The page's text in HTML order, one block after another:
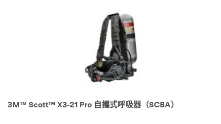
3M™ Scott™ X3‑21 Pro 自攜式呼吸器（SCBA）